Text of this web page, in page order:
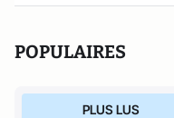
POPULAIRES
PLUS LUS